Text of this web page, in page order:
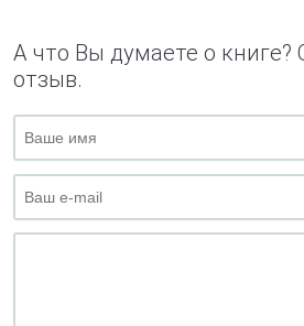
А что Вы думаете о книге?
отзыв.